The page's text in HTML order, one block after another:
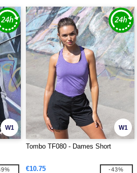
W1 W1
Tombo TF080 - Dames Short
€10.75 -43%